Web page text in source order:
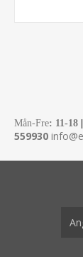
Mån-Fre: 11-18 |
559930